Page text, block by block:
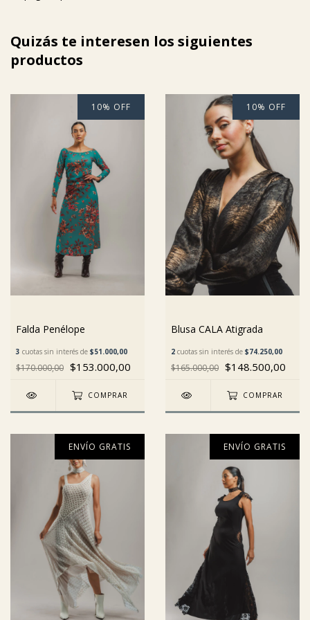
Quizás te interesen los siguientes
productos
10% OFF
Falda Penélope
3 cuotas sin interés de $51.000,00
$170.000,00 $153.000,00
COMPRAR
10% OFF
Blusa CALA Atigrada
2 cuotas sin interés de $74.250,00
$165.000,00 $148.500,00
COMPRAR
ENVÍO GRATIS ENVÍO GRATIS